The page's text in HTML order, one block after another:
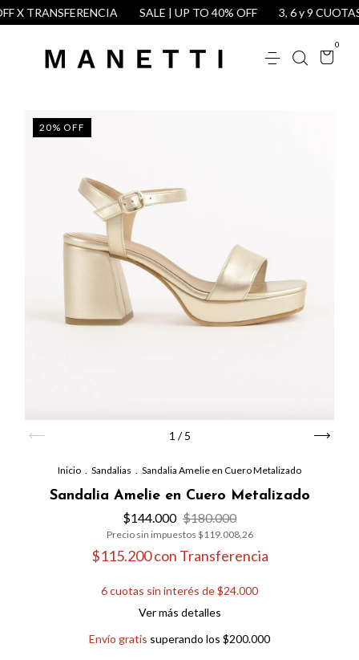
X TRANSFERENCIA SALE | UP TO 40% OFF 3, 6 y 9 CUOTAS
0
20% OFF
1 /5
Inicio Sandalias Sandalia Amelie en Cuero Metalizado
Sandalia Amelie en Cuero Metalizado
$144.000 $180.000
Precio sin impuestos $119.008,26
$115.200con Transferencia
6cuotas sin interés de$24.000
Ver más detalles
Envío gratis superando los $200.000